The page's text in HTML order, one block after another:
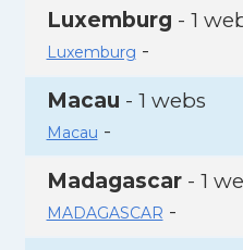
Luxemburg - 1
Luxemburg -
Macau - 1 webs
Macau -
Madagascar- 1
MADAGASCAR -